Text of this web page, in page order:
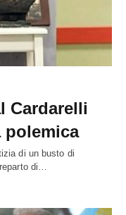
Cardarelli
polemica
di un busto di
di…